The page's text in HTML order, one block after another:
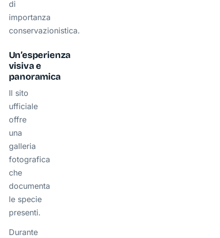
di
importanza
conservazionistica.
Un’esperienza
visiva e
panoramica
Il sito
ufficiale
offre
una
galleria
fotografica
che
documenta
le specie
presenti.
Durante